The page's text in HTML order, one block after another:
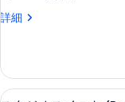
示
1
ッ
ド
詳細
ア
メ
ン
ス